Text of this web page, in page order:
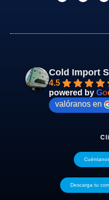
Cold Import
4.5
powered by Go
valóranos en
Descarga tu